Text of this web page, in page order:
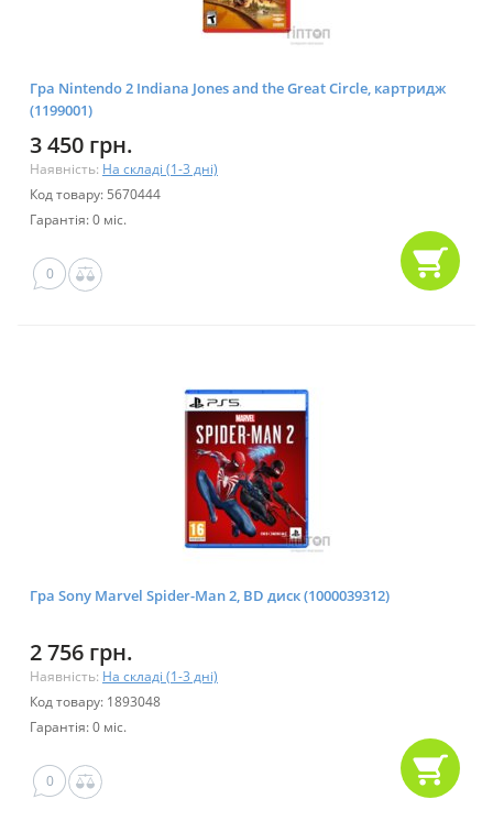
Гра Nintendo 2 Indiana Jones and the Great Circle, картридж
(1199001)
3 450 грн.
Наявність: На складі (1-3 дні)
Код товару: 5670444
Гарантія: 0 міс.
0
Гра Sony Marvel Spider-Man 2, BD диск (1000039312)
2 756 грн.
Наявність: На складі (1-3 дні)
Код товару: 1893048
Гарантія: 0 міс.
0